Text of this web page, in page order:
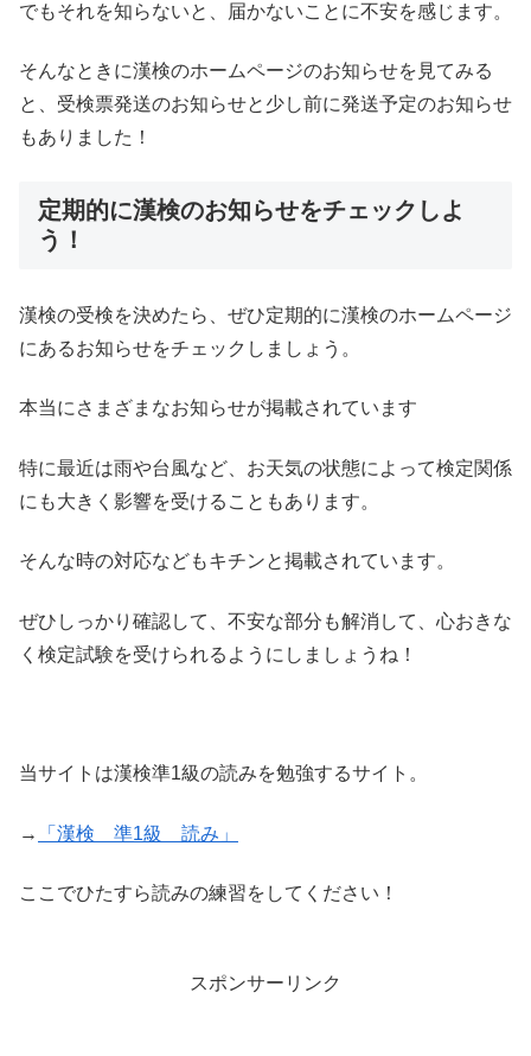
でもそれを知らないと、届かないことに不安を感じます。
そんなときに漢検のホームページのお知らせを見てみる
と、受検票発送のお知らせと少し前に発送予定のお知らせ
もありました！
定期的に漢検のお知らせをチェックしよ
う！
漢検の受検を決めたら、ぜひ定期的に漢検のホームページ
にあるお知らせをチェックしましょう。
本当にさまざまなお知らせが掲載されています
特に最近は雨や台風など、お天気の状態によって検定関係
にも大きく影響を受けることもあります。
そんな時の対応などもキチンと掲載されています。
ぜひしっかり確認して、不安な部分も解消して、心おきな
く検定試験を受けられるようにしましょうね！
当サイトは漢検準1級の読みを勉強するサイト。
→ 「漢検 準1級 読み」
ここでひたすら読みの練習をしてください！
スポンサーリンク